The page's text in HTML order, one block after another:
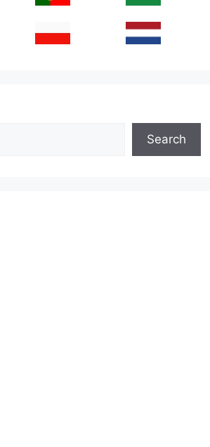
Search